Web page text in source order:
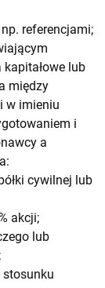
referencjami;
lub
między
w imieniu
i
a
cywilnej lub
akcji;
lub
stosunku